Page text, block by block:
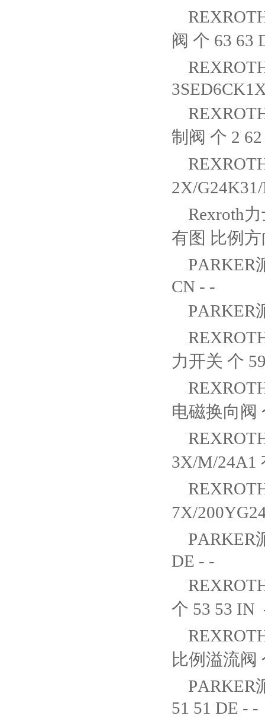
阀 个 63 63
制阀 个 2
2X/
Rexroth
有图 比例
PARKER
CN - -
PARKER
力开关 个
电磁换向阀
3X/M/24A1
7X/
PARKER
DE - -
个 53 53
比例溢流阀
PARKER
51 51 DE - -